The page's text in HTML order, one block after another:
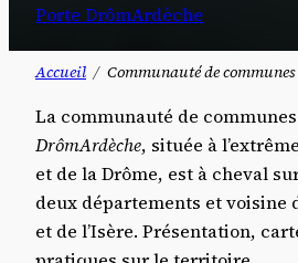
Porte DrômArdèche
Accueil Communauté de
La communauté de communes
DrômArdèche, située à
et de la Drôme, est à cheval
deux départements et voisine
et de l’Isère. Présentation,